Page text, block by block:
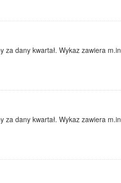
dany kwartał. Wykaz zawiera
dany kwartał. Wykaz zawiera